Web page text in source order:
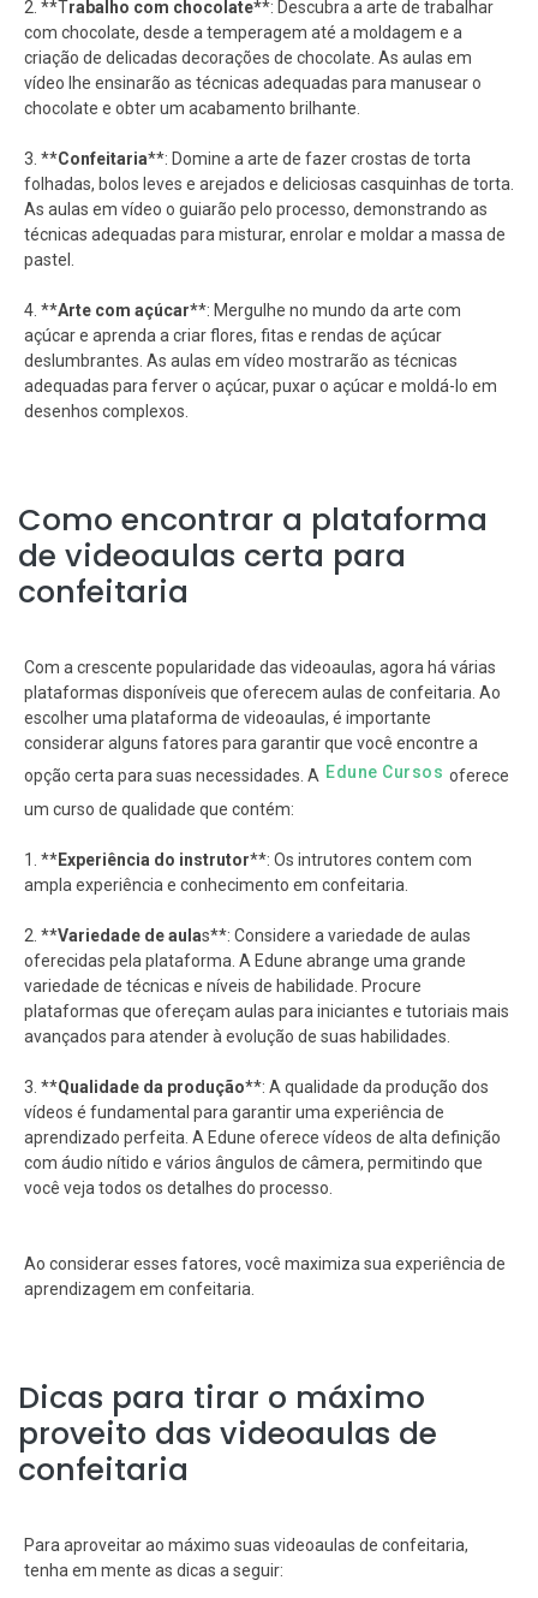
2. **Trabalho com chocolate**: Descubra a arte de trabalhar
com chocolate, desde a temperagem até a moldagem e a
criação de delicadas decorações de chocolate. As aulas em
vídeo lhe ensinarão as técnicas adequadas para manusear o
chocolate e obter um acabamento brilhante.
3. **Confeitaria**: Domine a arte de fazer crostas de torta
folhadas, bolos leves e arejados e deliciosas casquinhas de torta.
As aulas em vídeo o guiarão pelo processo, demonstrando as
técnicas adequadas para misturar, enrolar e moldar a massa de
pastel.
4. **Arte com açúcar**: Mergulhe no mundo da arte com
açúcar e aprenda a criar flores, fitas e rendas de açúcar
deslumbrantes. As aulas em vídeo mostrarão as técnicas
adequadas para ferver o açúcar, puxar o açúcar e moldá-lo em
desenhos complexos.
Como encontrar a plataforma
de videoaulas certa para
confeitaria
Com a crescente popularidade das videoaulas, agora há várias
plataformas disponíveis que oferecem aulas de confeitaria. Ao
escolher uma plataforma de videoaulas, é importante
considerar alguns fatores para garantir que você encontre a
opção certa para suas necessidades. A Edune Cursos oferece
um curso de qualidade que contém:
1. **Experiência do instrutor**: Os intrutores contem com
ampla experiência e conhecimento em confeitaria.
2. **Variedade de aulas**: Considere a variedade de aulas
oferecidas pela plataforma. A Edune abrange uma grande
variedade de técnicas e níveis de habilidade. Procure
plataformas que ofereçam aulas para iniciantes e tutoriais mais
avançados para atender à evolução de suas habilidades.
3. **Qualidade da produção**: A qualidade da produção dos
vídeos é fundamental para garantir uma experiência de
aprendizado perfeita. A Edune oferece vídeos de alta definição
com áudio nítido e vários ângulos de câmera, permitindo que
você veja todos os detalhes do processo.
Ao considerar esses fatores, você maximiza sua experiência de
aprendizagem em confeitaria.
Dicas para tirar o máximo
proveito das videoaulas de
confeitaria
Para aproveitar ao máximo suas videoaulas de confeitaria,
tenha em mente as dicas a seguir: